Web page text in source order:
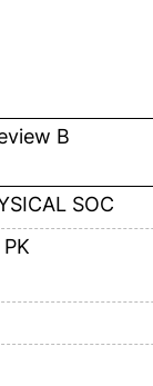
B
SOC